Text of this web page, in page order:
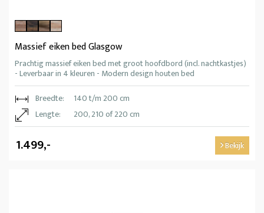
Massief eiken bed Glasgow
Prachtig massief eiken bed met groot hoofdbord (incl. nachtkastjes)
- Leverbaar in 4 kleuren - Modern design houten bed
Breedte:
140 t/m 200 cm
Lengte:
200, 210 of 220 cm
1.499,- Bekijk